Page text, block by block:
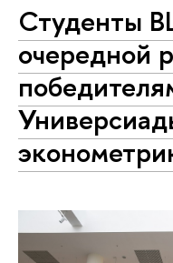
Студенты
очередной